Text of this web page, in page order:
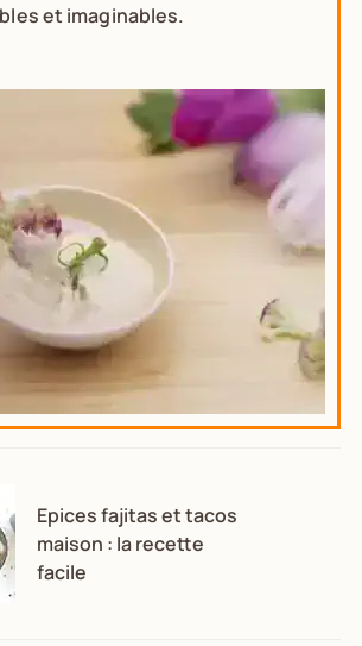
et imaginables.
Epices fajitas et tacos
maison : la recette
facile